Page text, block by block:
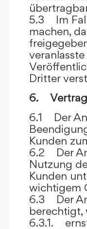
5.3 Im
machen,
Dritter
6.
6.1 Der
Kunden
6.2 Der
Nutzung
Kunden
wichtigem
6.3 Der
berechtigt,
6.3.1.